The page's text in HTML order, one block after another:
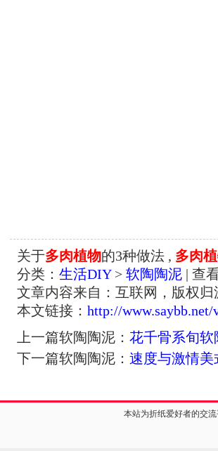
关于多肉植物的3种做法 , 多肉
分类： 生活DIY> 软陶陶泥| 查看
文章内容来自：互联网，版权
本文链接： http://www.saybb.net/
上一篇软陶陶泥： 花千骨系旬
下一篇软陶陶泥： 速度与激情
本站为折纸爱好者的交